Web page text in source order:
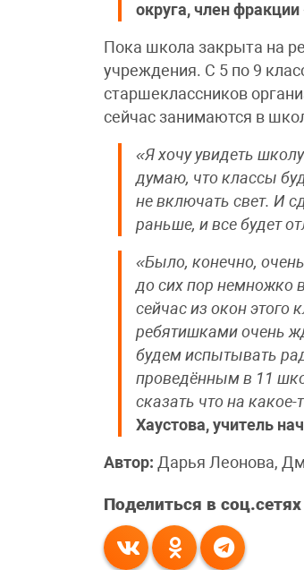
округа, член
Пока школа закрыта на
учреждения. С 5 по 9
старшеклассников
сейчас занимаются в
«Я хочу увидеть
думаю, что классы
не включать свет. И
раньше, и все будет
«Было, конечно,
до сих пор немножко
сейчас из окон
ребятишками очень
будем испытывать
проведённым в 11
сказать что на
Хаустова, учитель
Автор:Дарья Леонова,
Поделиться в соц.сетях